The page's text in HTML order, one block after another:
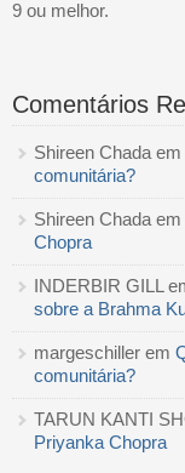
9 ou melhor.
Comentários
Shireen Chada em
comunitária?
Shireen Chada em
Chopra
INDERBIR GILL
sobre a Brahma
margeschiller em
comunitária?
TARUN KANTI
Priyanka Chopra